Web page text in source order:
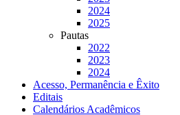
2024
2025
Pautas
2022
2023
2024
Acesso, Permanência e Êxito
Editais
Calendários Acadêmicos